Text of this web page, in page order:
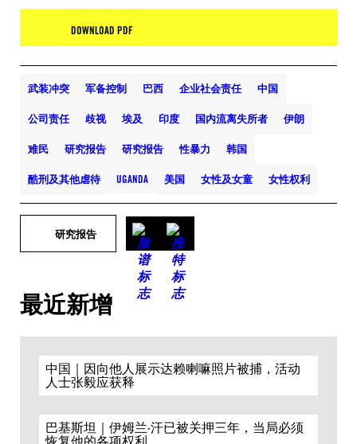
DOWNLOAD PDF
武装冲突 军备控制 巴西 企业社会责任 中国
公司责任 歧视 埃及 印度 国内流离失所者 伊朗
难民 研究报告 研究报告 性暴力 韩国
酷刑及其他虐待 UGANDA 美国 女性及女童 女性权利
研究报告
最近新增
中国｜因向他人展示达赖喇嘛照片被捕，活动
人士张毅应获释
巴基斯坦｜伊姆兰·汗已被关押三年，当局必须